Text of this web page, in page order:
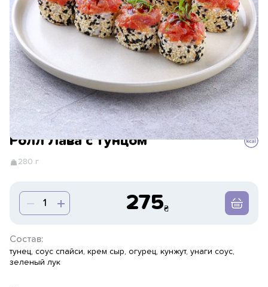
Ролл Лава с тунцом
280 г
275
Состав:
тунец, соус спайси, крем сыр, огурец, кунжут, унаги соус,
зеленый лук